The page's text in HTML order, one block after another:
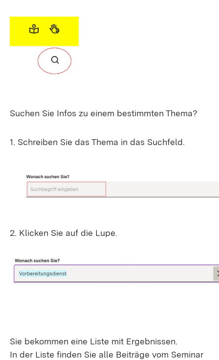
Suchen Sie Infos zu einem bestimmten Thema?
1. Schreiben Sie das Thema in das Suchfeld.
2. Klicken Sie auf die Lupe.
Sie bekommen eine Liste mit Ergebnissen.
In der Liste finden Sie alle Beiträge vom Seminar